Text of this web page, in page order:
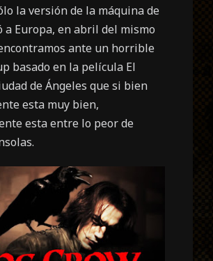
la versión de la máquina de
a Europa, en abril del mismo
ante un horrible
basado en la película El
de Ángeles que si bien
esta muy bien,
esta entre lo peor de